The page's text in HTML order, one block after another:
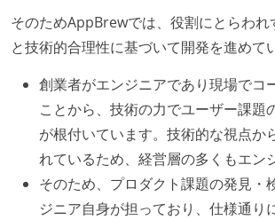
そのためAppBrewでは、役割にとらわれ
と技術的合理性に基づいて開発を進めて
創業者がエンジニアであり現場でコ
ことから、技術の力でユーザー課題
が根付いています。技術的な視点か
れているため、経営層の多くもエン
そのため、プロダクト課題の発見・
ジニア自身が担っており、仕様通り